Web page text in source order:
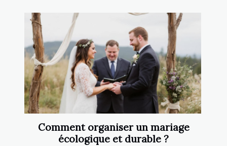
Comment organiser un mariage
écologique et durable ?